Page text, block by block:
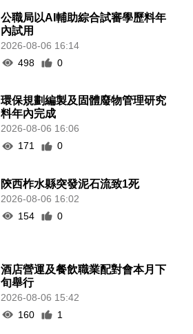
公職局以AI輔助綜合試審學歷料年
內試用
2026-08-06 16:14
498
0
環保規劃編製及固體廢物管理研究
料年內完成
2026-08-06 16:06
171
0
陝西柞水縣突發泥石流致1死
2026-08-06 16:02
154
0
酒店營運及餐飲職業配對會本月下
旬舉行
2026-08-06 15:42
160
1